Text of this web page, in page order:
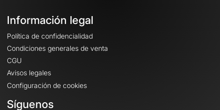
Información legal
Política de confidencialidad
Condiciones generales de venta
CGU
Avisos legales
Configuración de cookies
Síguenos